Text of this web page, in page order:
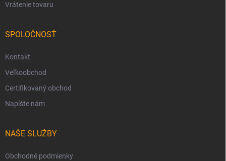
Vrátenie tovaru
SPOLOČNOSŤ
Kontakt
Veľkoobchod
Certifikovaný obchod
Napíšte nám
NAŠE SLUŽBY
Obchodné podmienky